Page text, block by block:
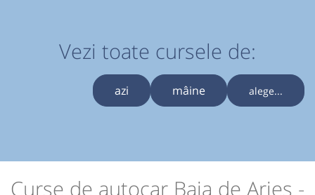
Vezi toate cursele de:
azi mâine alege...
Curse de autocar Baia de Arieș -